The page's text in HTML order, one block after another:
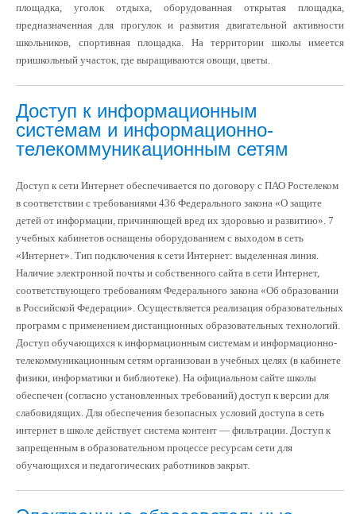
площадка, уголок отдыха, оборудованная открытая площадка,
предназначенная для прогулок и развития двигательной активности
школьников, спортивная площадка. На территории школы имеется
пришкольный участок, где выращиваются овощи, цветы.
Доступ к информационным
системам и информационно-
телекоммуникационным сетям
Доступ к сети Интернет обеспечивается по договору с ПАО Ростелеком
в соответствии с требованиями 436 Федерального закона «О защите
детей от информации, причиняющей вред их здоровью и развитию». 7
учебных кабинетов оснащены оборудованием с выходом в сеть
«Интернет». Тип подключения к сети Интернет: выделенная линия.
Наличие электронной почты и собственного сайта в сети Интернет,
соответствующего требованиям Федерального закона «Об образовании
в Российской Федерации». Осуществляется реализация образовательных
программ с применением дистанционных образовательных технологий.
Доступ обучающихся к информационным системам и информационно-
телекоммуникационным сетям организован в учебных целях (в кабинете
физики, информатики и библиотеке). На официальном сайте школы
обеспечен (согласно установленных требований) доступ к версии для
слабовидящих. Для обеспечения безопасных условий доступа в сеть
интернет в школе действует система контент — фильтрации. Доступ к
запрещенным в образовательном процессе ресурсам сети для
обучающихся и педагогических работников закрыт.